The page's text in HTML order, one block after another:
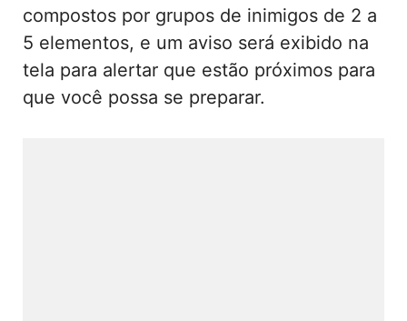
compostos por grupos de inimigos de 2 a
5 elementos, e um aviso será exibido na
tela para alertar que estão próximos para
que você possa se preparar.